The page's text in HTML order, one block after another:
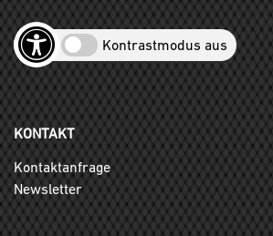
Kontrastmodus aus
KONTAKT
Kontaktanfrage
Newsletter